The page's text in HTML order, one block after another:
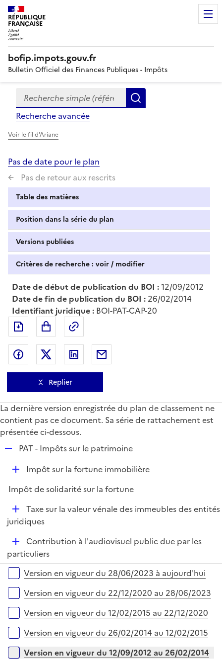
RÉPUBLIQUE
FRANÇAISE
bofip.impots.gouv.fr
Bulletin Officiel des Finances Publiques - Impôts
Formulaire
de
recherche
Recherche simple (références, mots clés, partie du
Recherche avancée
Voir le fil d'Ariane
Pas de date pour le plan
Pas de retour aux rescrits
Table des matières
Position dans la série du plan
Versions publiées
Critères de recherche : voir / modifier
Date de début de publication du BOI :12/09/2012
Date de fin de publication du BOI : 26/02/2014
Identifiant juridique : BOI-PAT-CAP-20
Exporter le document au format pdf
Partager sur Facebook
Partager sur Twitter
Partager sur LinkedIn
Replier
La dernière version enregistrée du plan de classement ne
contient pas ce document. Sa série de rattachement est
présentée ci-dessous.
p
i
e
r
PAT - Impôts sur le patrimoine
D
p
i
e
Impôt sur la fortune immobilière
Impôt de solidarité sur la fortune
D
é
i
e
r
Taxe sur la valeur vénale des immeubles des entités
juridiques
D
é
p
e
r
Contribution à l'audiovisuel public due par les
particuliers
Versions sur la période
Version en vigueur du 28/06/2023 à aujourd'hui
Version en vigueur du 22/12/2020 au 28/06/2023
Version en vigueur du 12/02/2015 au 22/12/2020
Version en vigueur du 26/02/2014 au 12/02/2015
Version en vigueur du 12/09/2012 au 26/02/2014